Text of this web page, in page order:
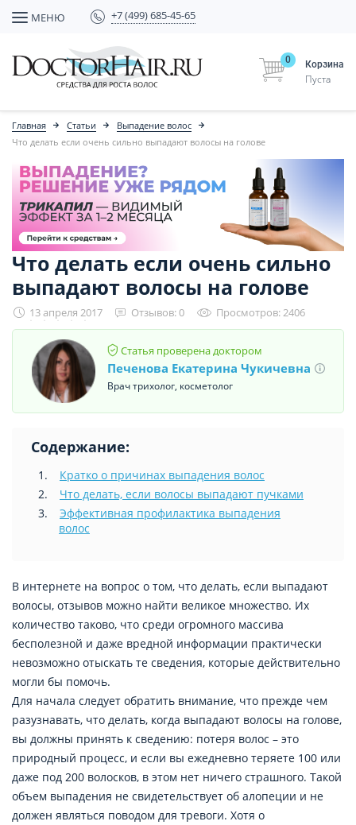
МЕНЮ +7 (499) 685-45-65
Корзина
0
Пуста
Главная Статьи
Выпадение волос
Что делать если очень сильно выпадают волосы на голове
Что делать если очень сильно
выпадают волосы на голове
13 апреля 2017 Отзывов: 0 Просмотров: 2406
Статья проверена доктором
Печенова Екатерина Чукичевна
Врач трихолог, косметолог
Содержание:
Кратко о причинах выпадения волос
Что делать, если волосы выпадают пучками
Эффективная профилактика выпадения
волос
В интернете на вопрос о том, что делать, если выпадают
волосы, отзывов можно найти великое множество. Их
количество таково, что среди огромного массива
бесполезной и даже вредной информации практически
невозможно отыскать те сведения, которые действительно
могли бы помочь.
Для начала следует обратить внимание, что прежде чем
разузнавать, что делать, когда выпадают волосы на голове,
вы должны принять к сведению: потеря волос – это
природный процесс, и если вы ежедневно теряете 100 или
даже под 200 волосков, в этом нет ничего страшного. Такой
объем выпадения не свидетельствует об алопеции и не
должен являться поводом для тревоги. Хотя о